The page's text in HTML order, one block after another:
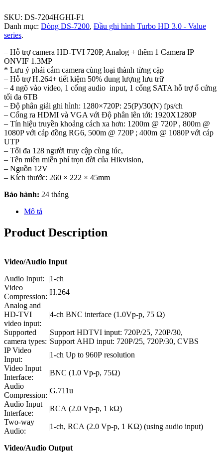
SKU: DS-7204HGHI-F1
Danh mục: Dòng DS-7200, Đầu ghi hình Turbo HD 3.0 - Value
series.
– Hỗ trợ camera HD-TVI 720P, Analog + thêm 1 Camera IP
ONVIF 1.3MP
* Lưu ý phải cắm camera cùng loại thành từng cặp
– Hỗ trợ H.264+ tiết kiệm 50% dung lượng lưu trữ
– 4 ngõ vào video, 1 cổng audio input, 1 cổng SATA hỗ trợ ổ cứng
tối đa 6TB
– Độ phân giải ghi hình: 1280×720P: 25(P)/30(N) fps/ch
– Cổng ra HDMI và VGA với Độ phân lên tới: 1920X1280P
– Tín hiệu truyền khoảng cách xa hơn: 1200m @ 720P , 800m @
1080P với cáp đồng RG6, 500m @ 720P ; 400m @ 1080P với cáp
UTP
– Tối đa 128 người truy cập cùng lúc,
– Tên miền miễn phí trọn đời của Hikvision,
– Nguồn 12V
– Kích thước: 260 × 222 × 45mm
Bảo hành: 24 tháng
Mô tả
Product Description
Video/Audio Input
Audio Input: |1-ch
Video
Compression:
|H.264
Analog and
HD-TVI
video input:
|4-ch BNC interface (1.0Vp-p, 75 Ω)
Supported
camera types:
|
Support HDTVI input: 720P/25, 720P/30,
Support AHD input: 720P/25, 720P/30, CVBS
IP Video
Input:
|1-ch Up to 960P resolution
Video Input
Interface:
|BNC (1.0 Vp-p, 75Ω)
Audio
Compression:
|G.711u
Audio Input
Interface:
|RCA (2.0 Vp-p, 1 kΩ)
Two-way
Audio:
|1-ch, RCA (2.0 Vp-p, 1 KΩ) (using audio input)
Video/Audio Output